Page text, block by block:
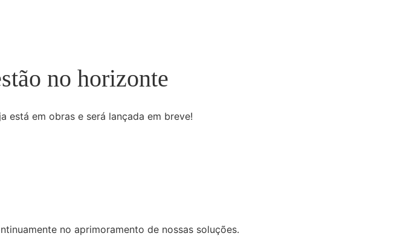
no horizonte
está em obras e será lançada em breve!
no aprimoramento de nossas soluções.